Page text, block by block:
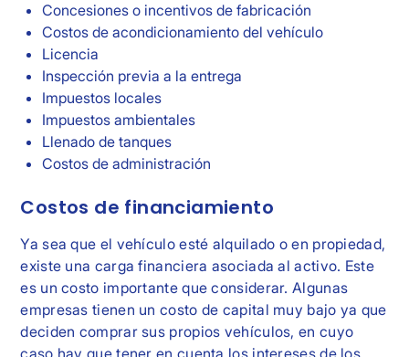
Concesiones o incentivos de fabricación
Costos de acondicionamiento del vehículo
Licencia
Inspección previa a la entrega
Impuestos locales
Impuestos ambientales
Llenado de tanques
Costos de administración
Costos de financiamiento
Ya sea que el vehículo esté alquilado o en propiedad,
existe una carga financiera asociada al activo. Este
es un costo importante que considerar. Algunas
empresas tienen un costo de capital muy bajo ya que
deciden comprar sus propios vehículos, en cuyo